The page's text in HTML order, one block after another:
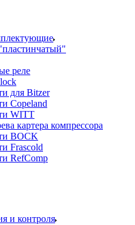
реле
для Bitzer
Copeland
WITT
картера компрессора
BOCK
Frascold
RefComp
и контроля